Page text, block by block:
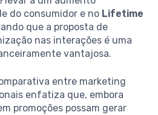
do consumidor e no Lifetime
que a proposta de
nas interações é uma
vantajosa.
entre marketing
enfatiza que, embora
promoções possam gerar